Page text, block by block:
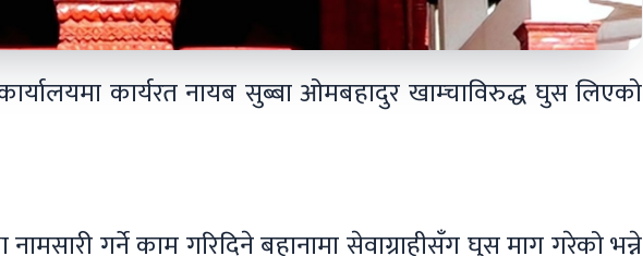
कार्यरत नायब सुब्बा ओमबहादुर खाम्चाविरुद्ध घुस लिएको
गर्ने काम गरिदिने बहानामा सेवाग्राहीसँग घुस माग गरेको भन्ने